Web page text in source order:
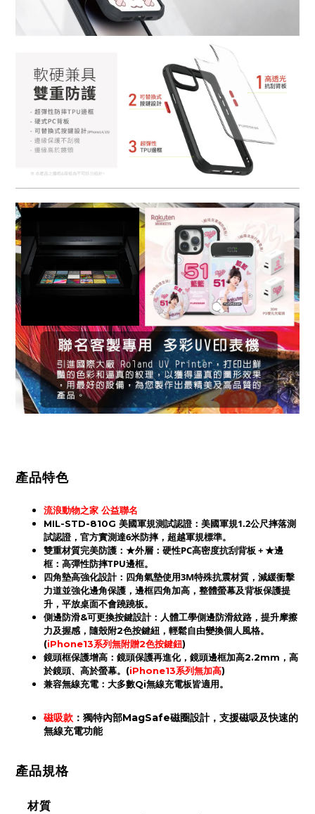
產品特色
流浪動物之家 公益聯名
MIL-STD-810G 美國軍規測試認證 ：美國軍規1.2公尺摔落測
試認證，官方實測達6米防摔，超越軍規標準。
雙重材質完美防護 ：★外層：硬性PC高密度抗刮背板 + ★邊
框：高彈性防摔TPU邊框。
四角墊高強化設計：四角氣墊使用3M特殊抗震材質，減緩衝擊
力道並強化邊角保護， 邊框四角加高， 整體螢幕及背板保護提
升 ，平放桌面不會蹺蹺板。
側邊防滑&可更換按鍵設計：人體工學側邊防滑紋路，提升摩擦
力及握感 ，隨殼附2色按鍵紐，輕鬆自由變換個人風格。
(iPhone13系列無附贈2色按鍵鈕)
鏡頭框保護增高 ：鏡頭保護再進化，鏡頭邊框加高2.2mm，高
於鏡頭、高於螢幕。(iPhone13系列無加高)
兼容無線充電 ： 大多數Qi無線充電板皆適用。
磁吸款 ：獨特內部MagSafe磁圈設計，支援磁吸及快速的
無線充電功能
產品規格
材質